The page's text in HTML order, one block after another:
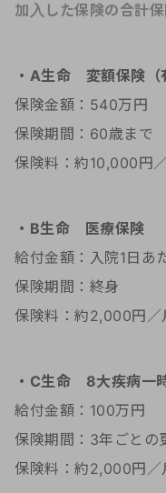
加入した保険の合計
・A生命 変額保険（
保険金額：540万円
保険期間：60歳まで
保険料：約10,000円
・B生命 医療保険
給付金額：入院1日あ
保険期間：終身
保険料：約2,000円／
・C生命 8大疾病一
給付金額：100万円
保険期間：3年ごとの
保険料：約2,000円／